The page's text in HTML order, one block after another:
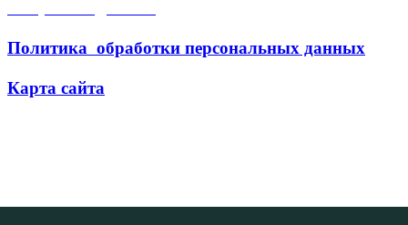
Политика обработки персональных данных
Карта сайта